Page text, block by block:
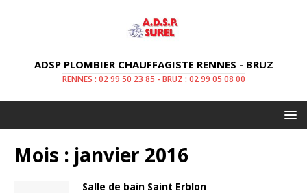
ADSP PLOMBIER CHAUFFAGISTE RENNES - BRUZ
RENNES : 02 99 50 23 85 - BRUZ : 02 99 05 08 00
Mois : janvier 2016
Salle de bain Saint Erblon